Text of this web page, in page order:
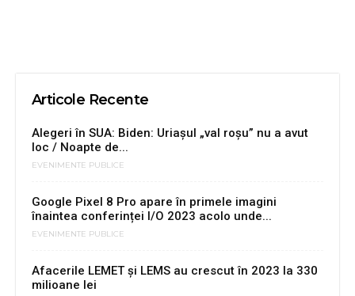
Articole Recente
Alegeri în SUA: Biden: Uriașul „val roșu” nu a avut
loc / Noapte de...
EVENIMENTE PUBLICE
Google Pixel 8 Pro apare în primele imagini
înaintea conferinței I/O 2023 acolo unde...
EVENIMENTE PUBLICE
Afacerile LEMET și LEMS au crescut în 2023 la 330
milioane lei